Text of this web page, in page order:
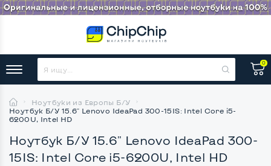
0
Ноутбуки из Европы Б/У
Ноутбук Б/У 15.6" Lenovo IdeaPad 300-15IS: Intel Core i5-
6200U, Intel HD
Ноутбук Б/У 15.6" Lenovo IdeaPad 300-
15IS: Intel Core i5-6200U, Intel HD